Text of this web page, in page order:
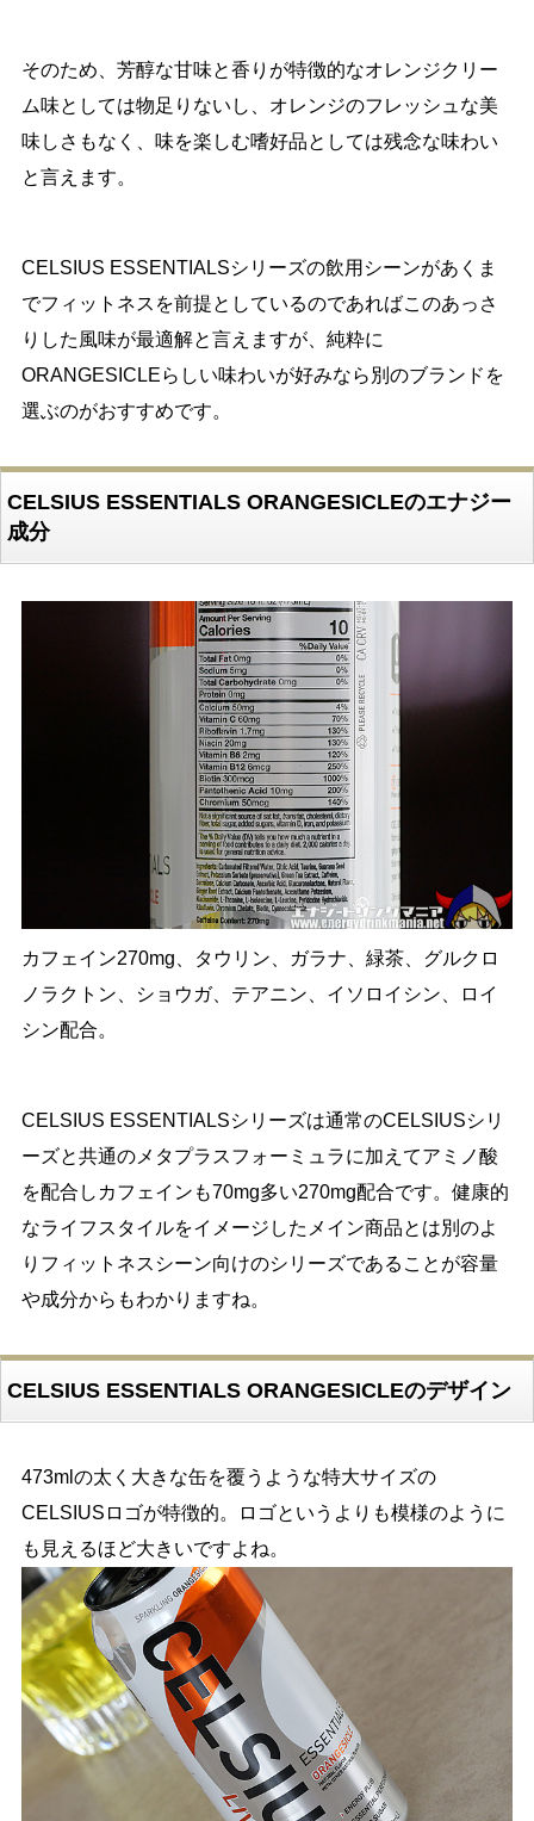
そのため、芳醇な甘味と香りが特徴的なオレンジクリー
ム味としては物足りないし、オレンジのフレッシュな美
味しさもなく、味を楽しむ嗜好品としては残念な味わい
と言えます。
CELSIUS ESSENTIALSシリーズの飲用シーンがあくま
でフィットネスを前提としているのであればこのあっさ
りした風味が最適解と言えますが、純粋に
ORANGESICLEらしい味わいが好みなら別のブランドを
選ぶのがおすすめです。
CELSIUS ESSENTIALS ORANGESICLEのエナジー
成分
カフェイン270mg、タウリン、ガラナ、緑茶、グルクロ
ノラクトン、ショウガ、テアニン、イソロイシン、ロイ
シン配合。
CELSIUS ESSENTIALSシリーズは通常のCELSIUSシリ
ーズと共通のメタプラスフォーミュラに加えてアミノ酸
を配合しカフェインも70mg多い270mg配合です。健康的
なライフスタイルをイメージしたメイン商品とは別のよ
りフィットネスシーン向けのシリーズであることが容量
や成分からもわかりますね。
CELSIUS ESSENTIALS ORANGESICLEのデザイン
473mlの太く大きな缶を覆うような特大サイズの
CELSIUSロゴが特徴的。ロゴというよりも模様のように
も見えるほど大きいですよね。